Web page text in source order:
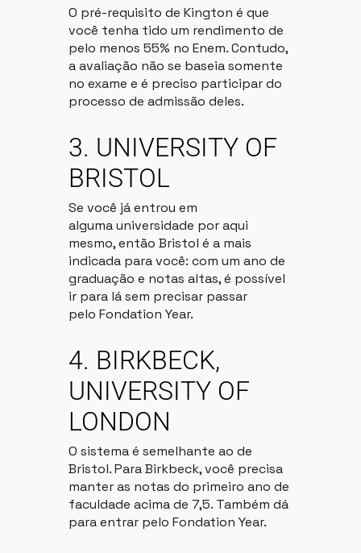
O pré-requisito de Kington é que
você tenha tido um rendimento de
pelo menos 55% no Enem. Contudo,
a avaliação não se baseia somente
no exame e é preciso participar do
processo de admissão deles.
3. UNIVERSITY OF
BRISTOL
Se você já entrou em
alguma universidade por aqui
mesmo, então Bristol é a mais
indicada para você: com um ano de
graduação e notas altas, é possível
ir para lá sem precisar passar
pelo Fondation Year.
4. BIRKBECK,
UNIVERSITY OF
LONDON
O sistema é semelhante ao de
Bristol. Para Birkbeck, você precisa
manter as notas do primeiro ano de
faculdade acima de 7,5. Também dá
para entrar pelo Fondation Year.